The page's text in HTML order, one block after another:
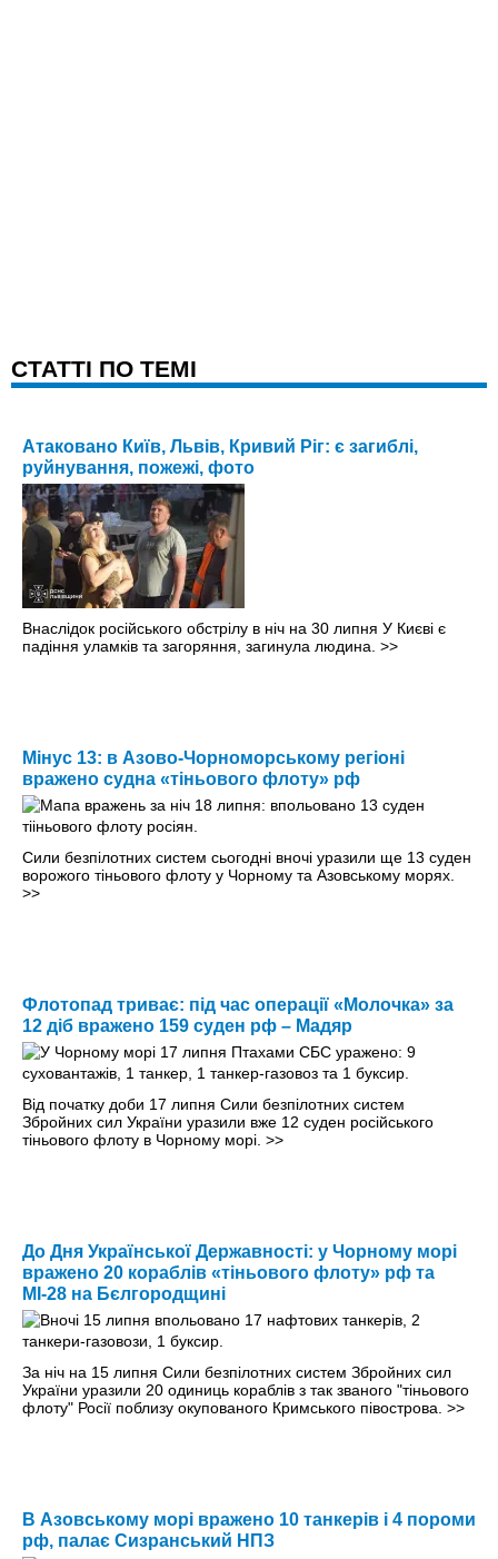
CТАТТІ ПО ТЕМІ
Атаковано Київ, Львів, Кривий Ріг: є загиблі,
руйнування, пожежі, фото
Внаслідок російського обстрілу в ніч на 30 липня У Києві є
падіння уламків та загоряння, загинула людина. >>
Мінус 13: в Азово-Чорноморському регіоні
вражено судна «тіньового флоту» рф
Сили безпілотних систем сьогодні вночі уразили ще 13 суден
ворожого тіньового флоту у Чорному та Азовському морях.
>>
Флотопад триває: під час операції «Молочка» за
12 діб вражено 159 суден рф – Мадяр
Від початку доби 17 липня Сили безпілотних систем
Збройних сил України уразили вже 12 суден російського
тіньового флоту в Чорному морі. >>
До Дня Української Державності: у Чорному морі
вражено 20 кораблів «тіньового флоту» рф та
МІ-28 на Бєлгородщині
За ніч на 15 липня Сили безпілотних систем Збройних сил
України уразили 20 одиниць кораблів з так званого "тіньового
флоту" Росії поблизу окупованого Кримського півострова. >>
В Азовському морі вражено 10 танкерів і 4 пороми
рф, палає Сизранський НПЗ